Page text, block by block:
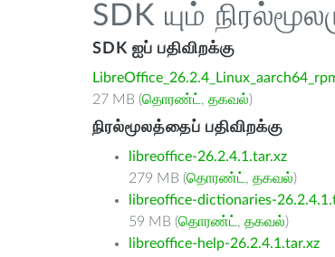
SDK யும்
SDK ஐப் பதிவிறக்கு
27 MB (தொரண்ட் , தகவல்)
நிரல்மூலத்தைப் பதிவிறக்கு
libreoffice-26.2.4.1.tar.xz
279 MB (தொரண்ட் , தகவல்)
libreoffice-dictionaries-
59 MB (தொரண்ட் , தகவல்)
libreoffice-help-26.2.4.1.tar.xz